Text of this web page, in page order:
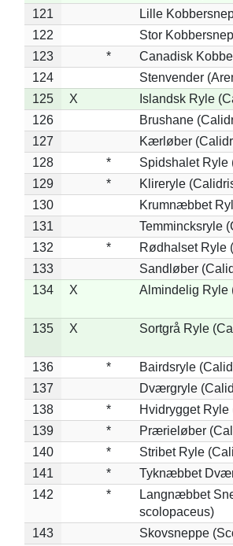
121
Lille
122
Stor
123
*
Canadisk
124
Stenvender
125
X
Islandsk Ryle
126
Brushane
127
Kærløber
128
*
Spidshalet Ryle
129
*
Klireryle
130
Krumnæbbet
131
Temmincksryle
132
*
Rødhalset Ryle
133
Sandløber
134
X Almindelig Ryle
135 X Sortgrå Ryle
136 *
Bairdsryle
137
Dværgryle
138
*
Hvidrygget
139
*
Prærieløber
140
*
Stribet Ryle
141
*
Tyknæbbet
142
*
Langnæbbet
scolopaceus)
143
Skovsneppe